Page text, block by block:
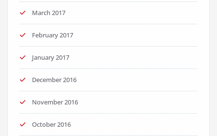
March 2017
February 2017
January 2017
December 2016
November 2016
October 2016